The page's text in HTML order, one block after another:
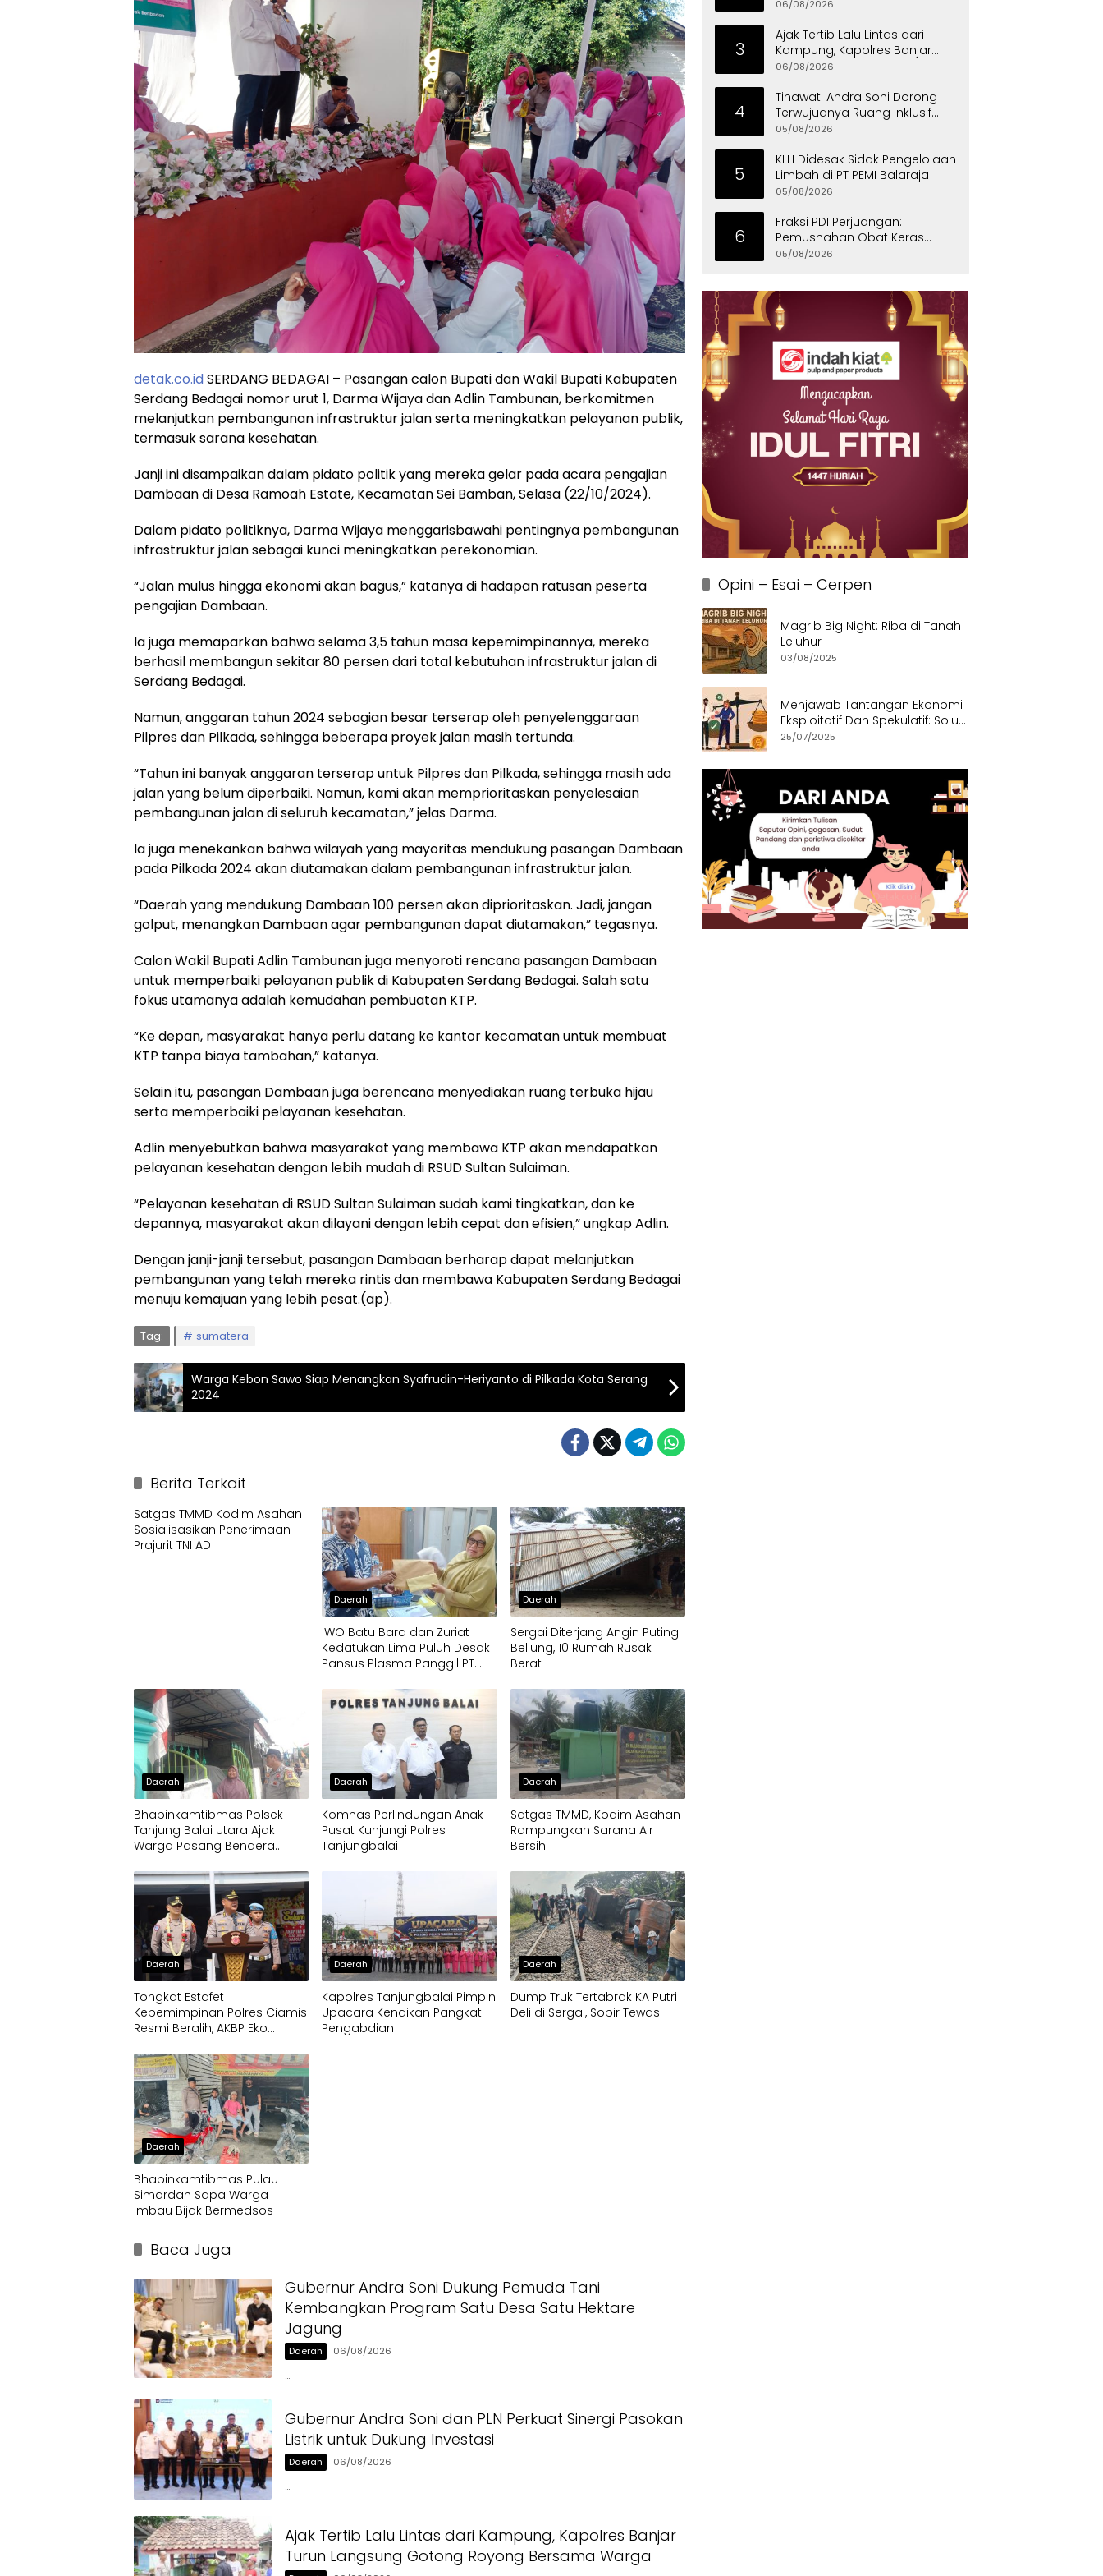
detak.co.idSERDANG BEDAGAI – Pasangan calon Bupati dan Wakil Bupati Kabupaten
Serdang Bedagai nomor urut 1, Darma Wijaya dan Adlin Tambunan, berkomitmen
melanjutkan pembangunan infrastruktur jalan serta meningkatkan pelayanan publik,
termasuk sarana kesehatan.
Janji ini disampaikan dalam pidato politik yang mereka gelar pada acara pengajian
Dambaan di Desa Ramoah Estate, Kecamatan Sei Bamban, Selasa (22/10/2024).
Dalam pidato politiknya, Darma Wijaya menggarisbawahi pentingnya pembangunan
infrastruktur jalan sebagai kunci meningkatkan perekonomian.
“Jalan mulus hingga ekonomi akan bagus,” katanya di hadapan ratusan peserta
pengajian Dambaan.
Ia juga memaparkan bahwa selama 3,5 tahun masa kepemimpinannya, mereka
berhasil membangun sekitar 80 persen dari total kebutuhan infrastruktur jalan di
Serdang Bedagai.
Namun, anggaran tahun 2024 sebagian besar terserap oleh penyelenggaraan
Pilpres dan Pilkada, sehingga beberapa proyek jalan masih tertunda.
“Tahun ini banyak anggaran terserap untuk Pilpres dan Pilkada, sehingga masih ada
jalan yang belum diperbaiki. Namun, kami akan memprioritaskan penyelesaian
pembangunan jalan di seluruh kecamatan,” jelas Darma.
Ia juga menekankan bahwa wilayah yang mayoritas mendukung pasangan Dambaan
pada Pilkada 2024 akan diutamakan dalam pembangunan infrastruktur jalan.
“Daerah yang mendukung Dambaan 100 persen akan diprioritaskan. Jadi, jangan
golput, menangkan Dambaan agar pembangunan dapat diutamakan,” tegasnya.
Calon Wakil Bupati Adlin Tambunan juga menyoroti rencana pasangan Dambaan
untuk memperbaiki pelayanan publik di Kabupaten Serdang Bedagai. Salah satu
fokus utamanya adalah kemudahan pembuatan KTP.
“Ke depan, masyarakat hanya perlu datang ke kantor kecamatan untuk membuat
KTP tanpa biaya tambahan,” katanya.
Selain itu, pasangan Dambaan juga berencana menyediakan ruang terbuka hijau
serta memperbaiki pelayanan kesehatan.
Adlin menyebutkan bahwa masyarakat yang membawa KTP akan mendapatkan
pelayanan kesehatan dengan lebih mudah di RSUD Sultan Sulaiman.
“Pelayanan kesehatan di RSUD Sultan Sulaiman sudah kami tingkatkan, dan ke
depannya, masyarakat akan dilayani dengan lebih cepat dan efisien,” ungkap Adlin.
Dengan janji-janji tersebut, pasangan Dambaan berharap dapat melanjutkan
pembangunan yang telah mereka rintis dan membawa Kabupaten Serdang Bedagai
menuju kemajuan yang lebih pesat.(ap).
Tag: sumatera
Warga Kebon Sawo Siap Menangkan Syafrudin-Heriyanto di Pilkada Kota Serang
2024
Berita Terkait
Satgas TMMD Kodim Asahan
Sosialisasikan Penerimaan
Prajurit TNI AD
Daerah
IWO Batu Bara dan Zuriat
Kedatukan Lima Puluh Desak
Pansus Plasma Panggil PT
Penyimpangan Penerima
CPCL
Daerah
Sergai Diterjang Angin Puting
Beliung, 10 Rumah Rusak
Berat
Daerah
Bhabinkamtibmas Polsek
Tanjung Balai Utara Ajak
Warga Pasang Bendera
Daerah
Komnas Perlindungan Anak
Pusat Kunjungi Polres
Tanjungbalai
Daerah
Satgas TMMD, Kodim Asahan
Rampungkan Sarana Air
Bersih
Daerah
Tongkat Estafet
Kepemimpinan Polres Ciamis
Resmi Beralih, AKBP Eko
Pengabdian Presisi untuk
Masyarakat
Daerah
Kapolres Tanjungbalai Pimpin
Upacara Kenaikan Pangkat
Pengabdian
Daerah
Dump Truk Tertabrak KA Putri
Deli di Sergai, Sopir Tewas
Daerah
Bhabinkamtibmas Pulau
Simardan Sapa Warga
Imbau Bijak Bermedsos
Baca Juga
Gubernur Andra Soni Dukung Pemuda Tani
Kembangkan Program Satu Desa Satu Hektare
Jagung
Daerah 06/08/2026
…
Gubernur Andra Soni dan PLN Perkuat Sinergi Pasokan
Listrik untuk Dukung Investasi
Daerah 06/08/2026
…
Ajak Tertib Lalu Lintas dari Kampung, Kapolres Banjar
Turun Langsung Gotong Royong Bersama Warga
06/08/2026
3
Ajak Tertib Lalu Lintas dari
Kampung, Kapolres Banjar
Turun Langsung Gotong
06/08/2026
4
Tinawati Andra Soni Dorong
Terwujudnya Ruang Inklusif
bagi Anak Berkebutuhan
05/08/2026
5
KLH Didesak Sidak Pengelolaan
Limbah di PT PEMI Balaraja
05/08/2026
6
Fraksi PDI Perjuangan:
Pemusnahan Obat Keras
Selamatkan Ribuan Generasi
05/08/2026
Opini – Esai – Cerpen
Magrib Big Night: Riba di Tanah
Leluhur
03/08/2025
Menjawab Tantangan Ekonomi
Eksploitatif Dan Spekulatif: Solusi
Etis dan Berkeadilan
25/07/2025